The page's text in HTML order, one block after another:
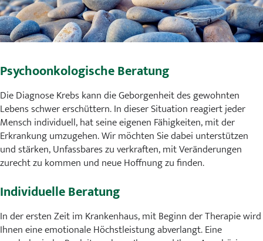
Pflege
Karriere
MVZ
Aktuelles
Veranstaltungen
Presse
Kontakt
Psychoonkologische Beratung
Die Diagnose Krebs kann die Geborgenheit des gewohnten
Lebens schwer erschüttern. In dieser Situation reagiert jeder
Mensch individuell, hat seine eigenen Fähigkeiten, mit der
Erkrankung umzugehen. Wir möchten Sie dabei unterstützen
und stärken, Unfassbares zu verkraften, mit Veränderungen
zurecht zu kommen und neue Hoffnung zu finden.
Individuelle Beratung
In der ersten Zeit im Krankenhaus, mit Beginn der Therapie wird
Ihnen eine emotionale Höchstleistung abverlangt. Eine